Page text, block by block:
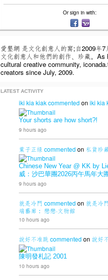
Or sign in with:
愛墾網 是文化創意人的窩;自2009年
文化創意人和他們的創作、珍藏。As
cultural creative community,
creators since July, 2009.
LATEST ACTIVITY
iki kia kiakcommented on iki kia
Your shorts are how short?!
9 hours ago
葉子正绿 commented on 私貨珍
Chinese New Year @ KK by
威：沙巴華團2026丙午馬年大
9 hours ago
就是冷門 commented on 就是冷
端藝廊： 戀戀·文物館
10 hours ago
說好不准跳 commented on 說好
陳明發札記 2001
10 hours ago